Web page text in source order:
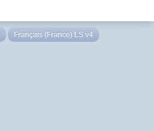
Français (France) LS v4